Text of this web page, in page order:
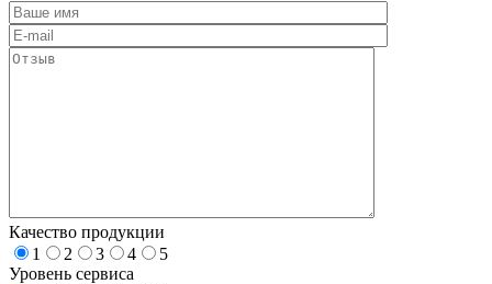
Качество продукции
1
2 3 4
5
Уровень сервиса